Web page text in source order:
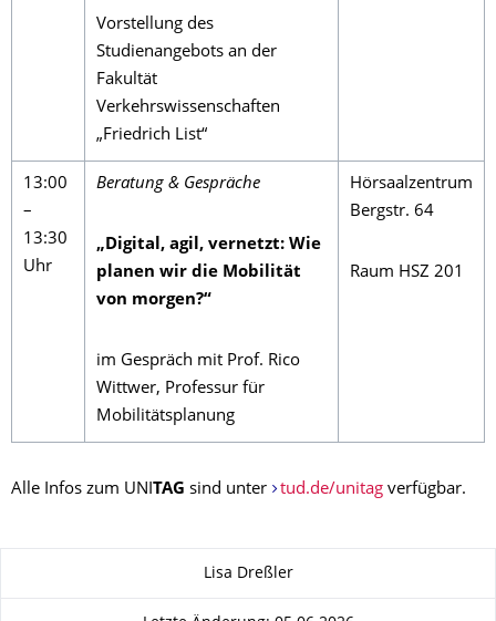
Vorstellung des
Studienangebots an der
Fakultät
Verkehrswissenschaften
„Friedrich List“
13:00
–
13:30
Uhr
Beratung & Gespräche
„Digital, agil, vernetzt: Wie
planen wir die Mobilität
von morgen?“
im Gespräch mit Prof. Rico
Wittwer, Professur für
Mobilitätsplanung
Hörsaalzentrum
Bergstr. 64
Raum HSZ 201
Alle Infos zum UNI TAG sind unter tud.de/unitagverfügbar.
Lisa Dreßler